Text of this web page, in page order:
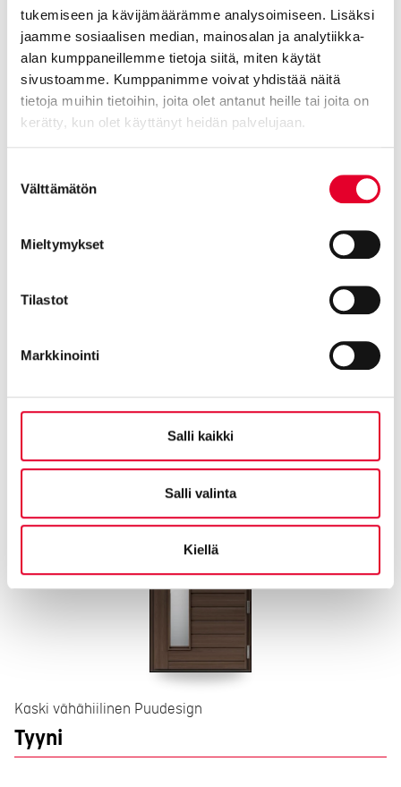
tukemiseen ja kävijämäärämme analysoimiseen. Lisäksi
jaamme sosiaalisen median, mainosalan ja analytiikka-
alan kumppaneillemme tietoja siitä, miten käytät
sivustoamme. Kumppanimme voivat yhdistää näitä
tietoja muihin tietoihin, joita olet antanut heille tai joita on
kerätty, kun olet käyttänyt heidän palvelujaan.
valinta
Välttämätön
Mieltymykset
Tilastot
Markkinointi
Salli kaikki
Salli valinta
Kiellä
Kaski vähähiilinen Puudesign
Ruska
Kanto
Kaski vähähiilinen Puudesign
Tyyni